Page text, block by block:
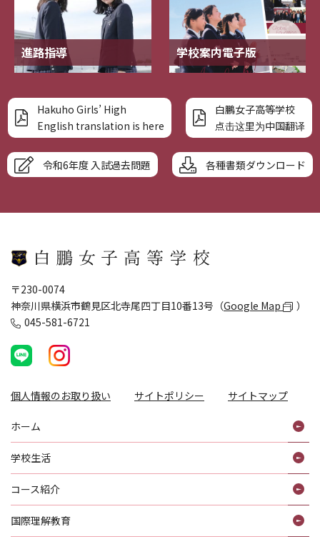
進路指導 学校案内電子版
Hakuho Girls’ High
English translation is here
白鵬女子高等学校
点击这里为中国翻译
令和6年度 入試過去問題 各種書類ダウンロード
〒230-0074
神奈川県横浜市鶴見区北寺尾四丁目10番13号（Google Map
）
045-581-6721
個人情報のお取り扱い サイトポリシー サイトマップ
ホーム
学校生活
コース紹介
国際理解教育